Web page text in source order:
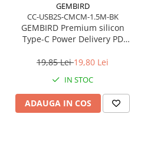
GEMBIRD
CC-USB2S-CMCM-1.5M-BK
GEMBIRD Premium silicon
Type-C Power Delivery PD
black
19,85 Lei19,80 Lei
IN STOC
ADAUGA IN COS